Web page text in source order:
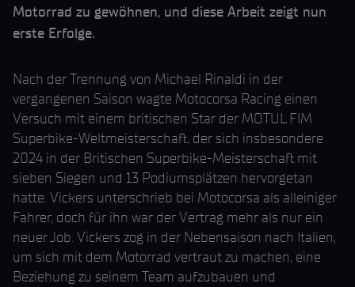
Motorrad zu gewöhnen, und diese Arbeit zeigt nun
erste Erfolge.
Nach der Trennung von Michael Rinaldi in der
vergangenen Saison wagte Motocorsa Racing einen
Versuch mit einem britischen Star der MOTUL FIM
Superbike-Weltmeisterschaft, der sich insbesondere
2024 in der Britischen Superbike-Meisterschaft mit
sieben Siegen und 13 Podiumsplätzen hervorgetan
hatte. Vickers unterschrieb bei Motocorsa als alleiniger
Fahrer, doch für ihn war der Vertrag mehr als nur ein
neuer Job. Vickers zog in der Nebensaison nach Italien,
um sich mit dem Motorrad vertraut zu machen, eine
Beziehung zu seinem Team aufzubauen und